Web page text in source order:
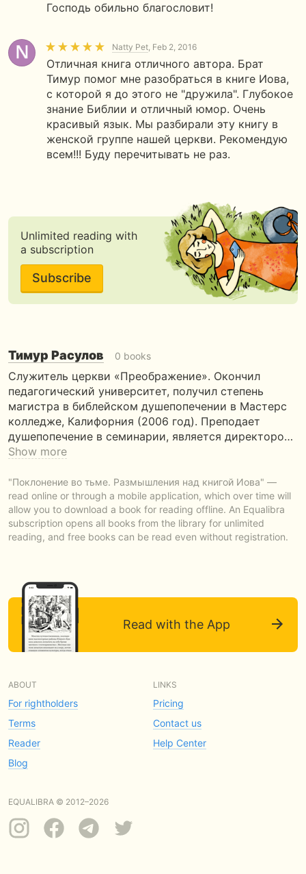
Господь обильно благословит!
Natty Pet, Feb 2, 2016
Отличная книга отличного автора. Брат
Тимур помог мне разобраться в книге Иова,
с которой я до этого не "дружила". Глубокое
знание Библии и отличный юмор. Очень
красивый язык. Мы разбирали эту книгу в
женской группе нашей церкви. Рекомендую
всем!!! Буду перечитывать не раз.
Unlimited reading with
a subscription
Subscribe
Тимур Расулов 0 books
Служитель церкви «Преображение». Окончил
педагогический университет, получил степень
магистра в библейском душепопечении в Мастерс
колледже, Калифорния (2006 год). Преподает
душепопечение в семинарии, является директоро…
Show more
"Поклонение во тьме. Размышления над книгой Иова" —
read online or through a mobile application, which over time will
allow you to download a book for reading offline. An Equalibra
subscription opens all books from the library for unlimited
reading, and free books can be read even without registration.
Read with the App
ABOUT
For rightholders
Terms
Reader
Blog
LINKS
Pricing
Contact us
Help Center
EQUALIBRA © 2012–2026